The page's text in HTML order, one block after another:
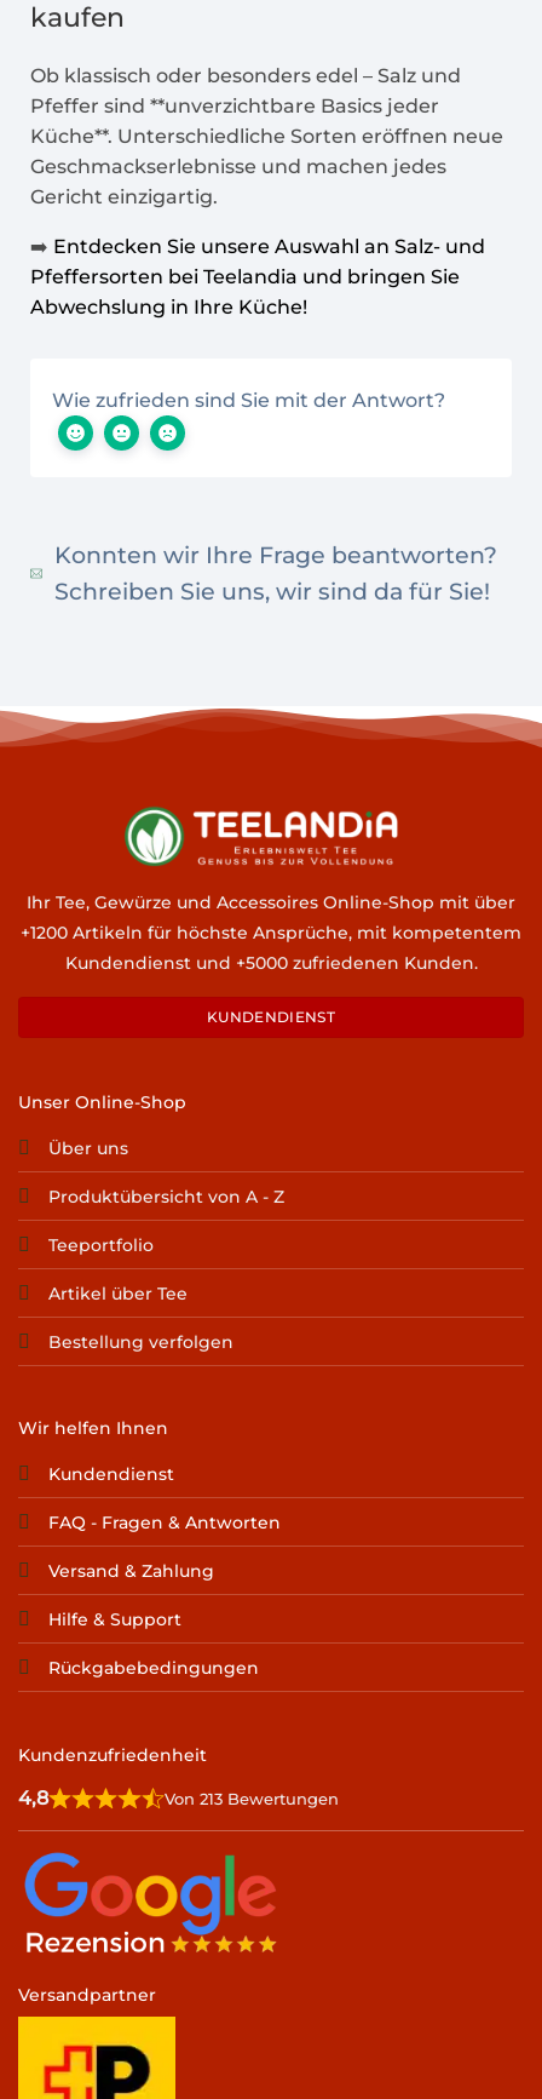
kaufen
Ob klassisch oder besonders edel – Salz und
Pfeffer sind **unverzichtbare Basics jeder
Küche**. Unterschiedliche Sorten eröffnen neue
Geschmackserlebnisse und machen jedes
Gericht einzigartig.
➡️ Entdecken Sie unsere Auswahl an Salz- und
Pfeffersorten bei Teelandia und bringen Sie
Abwechslung in Ihre Küche!
Wie zufrieden sind Sie mit der Antwort?
Konnten wir Ihre Frage beantworten?
Schreiben Sie uns, wir sind da für Sie!
Ihr Tee, Gewürze und Accessoires Online-Shop mit über
+1200 Artikeln für höchste Ansprüche, mit kompetentem
Kundendienst und +5000 zufriedenen Kunden.
KUNDENDIENST
Unser Online-Shop
Über uns
Produktübersicht von A - Z
Teeportfolio
Artikel über Tee
Bestellung verfolgen
Wir helfen Ihnen
Kundendienst
FAQ - Fragen & Antworten
Versand & Zahlung
Hilfe & Support
Rückgabebedingungen
Kundenzufriedenheit
4,8 Von 213 Bewertungen
Versandpartner